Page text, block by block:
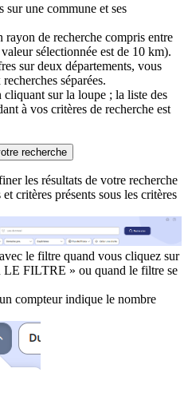
sur une commune et ses
rayon de recherche compris entre
sélectionnée est de 10 km).
sur deux départements, vous
séparées.
sur la loupe ; la liste des
à vos critères de recherche est
recherche
les résultats de votre recherche
critères présents sous les critères
le filtre quand vous cliquez sur
FILTRE » ou quand le filtre se
compteur indique le nombre